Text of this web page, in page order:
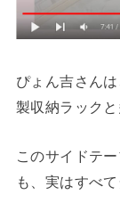
ぴょん吉さん
製収納ラック
このサイドテ
も、実はすべて